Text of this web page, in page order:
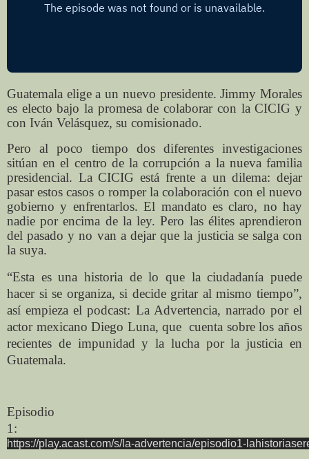
Guatemala elige a un nuevo presidente. Jimmy Morales
es electo bajo la promesa de colaborar con la CICIG y
con Iván Velásquez, su comisionado.
Pero al poco tiempo dos diferentes investigaciones
sitúan en el centro de la corrupción a la nueva familia
presidencial. La CICIG está frente a un dilema: dejar
pasar estos casos o romper la colaboración con el nuevo
gobierno y enfrentarlos. El mandato es claro, no hay
nadie por encima de la ley. Pero las élites aprendieron
del pasado y no van a dejar que la justicia se salga con
la suya.
“Esta es una historia de lo que la ciudadanía puede
hacer si se organiza, si decide gritar al mismo tiempo”,
así empieza el podcast: La Advertencia, narrado por el
actor mexicano Diego Luna, que cuenta sobre los años
recientes de impunidad y la lucha por la justicia en
Guatemala.
Episodio
1:
https://play.acast.com/s/la-advertencia/episodio1-